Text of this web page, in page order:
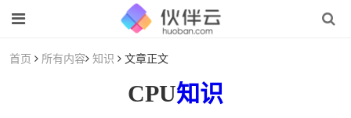
首页 所有内容 知识 文章正文
CPU知识